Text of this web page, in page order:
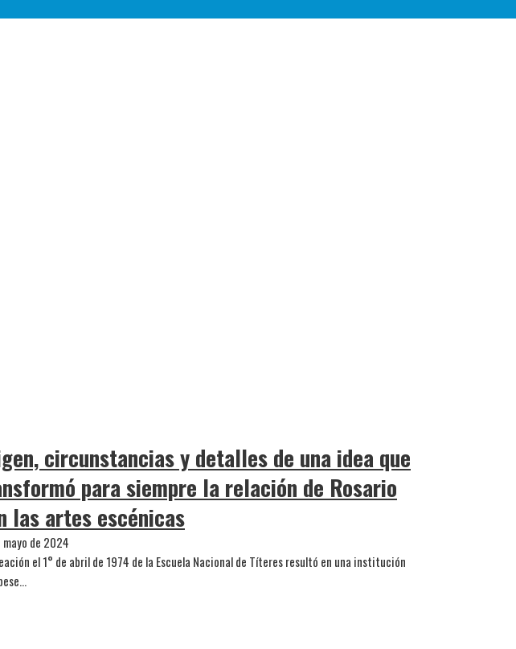
circunstancias y detalles de una idea que
para siempre la relación de Rosario
las artes escénicas
mayo de 2024
el 1° de abril de 1974 de la Escuela Nacional de Títeres resultó en una institución